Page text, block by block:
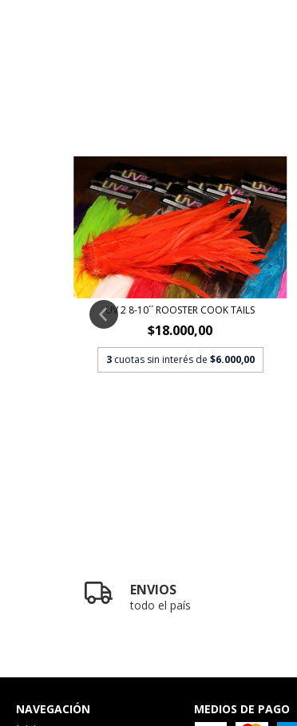
UV 2 8-10´´ ROOSTER COOK TAILS
$18.000,00
3 cuotas sin interés de $6.000,00
ENVIOS
todo el país
NAVEGACIÓN
MEDIOS DE PAGO